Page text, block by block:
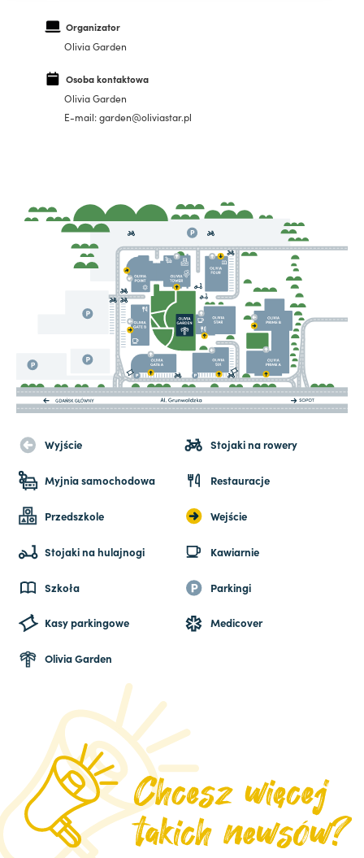
Organizator
Olivia Garden
Osoba kontaktowa
Olivia Garden
E-mail: garden@oliviastar.pl
Wyjście Stojaki na rowery
Myjnia samochodowa Restauracje
Przedszkole Wejście
Stojaki na hulajnogi Kawiarnie
Szkoła Parkingi
Kasy parkingowe Medicover
Olivia Garden